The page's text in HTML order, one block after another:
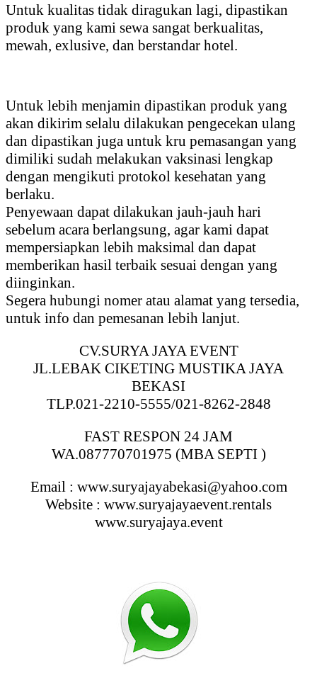
Untuk kualitas tidak diragukan lagi, dipastikan
produk yang kami sewa sangat berkualitas,
mewah, exlusive, dan berstandar hotel.
Untuk lebih menjamin dipastikan produk yang
akan dikirim selalu dilakukan pengecekan ulang
dan dipastikan juga untuk kru pemasangan yang
dimiliki sudah melakukan vaksinasi lengkap
dengan mengikuti protokol kesehatan yang
berlaku.
Penyewaan dapat dilakukan jauh-jauh hari
sebelum acara berlangsung, agar kami dapat
mempersiapkan lebih maksimal dan dapat
memberikan hasil terbaik sesuai dengan yang
diinginkan.
Segera hubungi nomer atau alamat yang tersedia,
untuk info dan pemesanan lebih lanjut.
CV.SURYA JAYA EVENT
JL.LEBAK CIKETING MUSTIKA JAYA
BEKASI
TLP.021-2210-5555/021-8262-2848
FAST RESPON 24 JAM
WA.087770701975 (MBA SEPTI )
Email : www.suryajayabekasi@yahoo.com
Website : www.suryajayaevent.rentals
www.suryajaya.event